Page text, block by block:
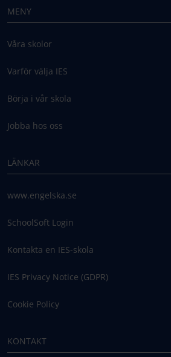
MENY
Våra skolor
Varför välja IES
Börja i vår skola
Jobba hos oss
LÄNKAR
www.engelska.se
SchoolSoft Login
Kontakta en IES-skola
IES Privacy Notice (GDPR)
Cookie Policy
KONTAKT